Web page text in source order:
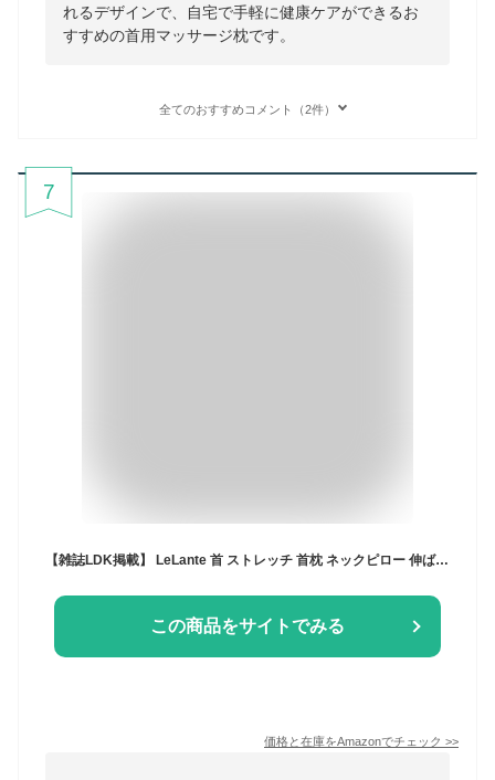
れるデザインで、自宅で手軽に健康ケアができるお
すすめの首用マッサージ枕です。
全てのおすすめコメント（2件）
7
【雑誌LDK掲載】 LeLante 首 ストレッチ 首枕 ネックピロー 伸ばす 枕 男性 女性 ギフト 母の日 父の日 ダークグレー
この商品をサイトでみる
価格と在庫をAmazonでチェック >>